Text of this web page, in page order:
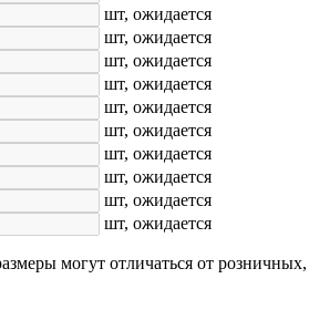
шт, ожидается
шт, ожидается
шт, ожидается
шт, ожидается
шт, ожидается
шт, ожидается
шт, ожидается
шт, ожидается
шт, ожидается
шт, ожидается
могут отличаться от